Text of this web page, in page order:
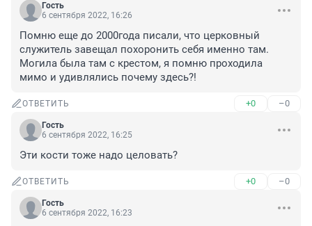
Гость
6 сентября 2022, 16:26
Помню еще до 2000года писали, что церковный
служитель завещал похоронить себя именно там.
Могила была там с крестом, я помню проходила
мимо и удивлялись почему здесь?!
ОТВЕТИТЬ +0 –0
Гость
6 сентября 2022, 16:25
Эти кости тоже надо целовать?
ОТВЕТИТЬ +0 –0
Гость
6 сентября 2022, 16:23